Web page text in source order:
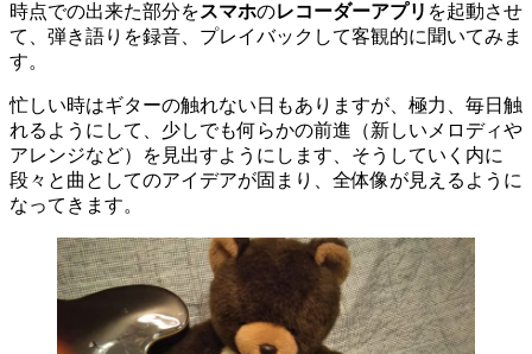
時点での出来た部分をスマホのレコーダーアプリ を起動させ
て、弾き語りを録音、プレイバックして客観的に聞いてみま
す。
忙しい時はギターの触れない日もありますが、極力、毎日触
れるようにして、少しでも何らかの前進（新しいメロディや
アレンジなど）を見出すようにします、そうしていく内に
段々と曲としてのアイデアが固まり、全体像が見えるように
なってきます。